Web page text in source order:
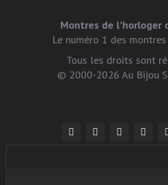
Montres de l'horloger
Le numéro 1 des montres
Tous les droits sont
© 2000-2026 Au Bijou